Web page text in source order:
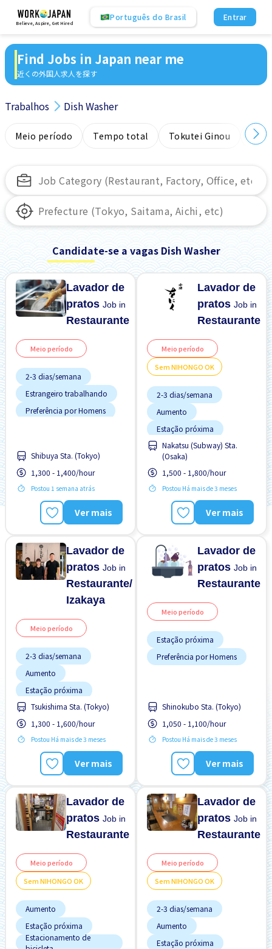
Believe, Aspire, Get Hired
Português do Brasil Entrar
Find Jobs in Japan near me
近くの外国人求人を探す
Trabalhos Dish Washer
Meio período Tempo total Tokutei Ginou
Candidate-se a vagas Dish Washer
Lavador de
pratosJob in
Restaurante
Meio período
2-3 dias/semana
Estrangeiro trabalhando
Preferência por Homens
Refeições Fornecidas
Sem experiência OK
Turno FDS
Shibuya Sta. (Tokyo)
1,300 - 1,400/hour
Postou 1 semana atrás
Ver mais
Lavador de
pratosJob in
Restaurante
Meio período
Sem NIHONGO OK
2-3 dias/semana
Aumento
Estação próxima
Estacionamento de
bicicleta
Menos com o tempo
Preferência por Homens
Preferência por Visto de
Estudante
Nakatsu (Subway) Sta.
(Osaka)
1,500 - 1,800/hour
Postou Há mais de 3 meses
Ver mais
Lavador de
pratosJob in
Restaurante/
Izakaya
Meio período
2-3 dias/semana
Aumento
Estação próxima
Menos com o tempo
Potêncial para Salário
Alto
Preferência por Visto de
Promoção
Refeições Fornecidas
Sem experiência OK
Tsukishima Sta. (Tokyo)
1,300 - 1,600/hour
Postou Há mais de 3 meses
Ver mais
Lavador de
pratosJob in
Restaurante
Meio período
Estação próxima
Preferência por Homens
Shinokubo Sta. (Tokyo)
1,050 - 1,100/hour
Postou Há mais de 3 meses
Ver mais
Lavador de
pratosJob in
Restaurante
Meio período
Sem NIHONGO OK
Aumento
Estação próxima
Estacionamento de
Lavador de
pratosJob in
Restaurante
Meio período
Sem NIHONGO OK
2-3 dias/semana
Aumento
Estação próxima